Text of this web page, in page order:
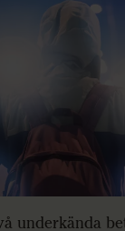
underkända